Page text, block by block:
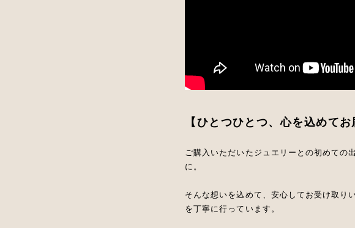
【ひとつひとつ、心を込めて
ご購入いただいたジュエリーとの初めての
に。
そんな想いを込めて、安心してお受け取り
を丁寧に行っています。